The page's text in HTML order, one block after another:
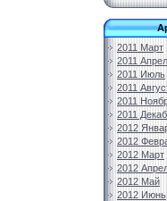
2011 Март
2011
2011 Июль
2011
2011
2011
2012
2012
2012 Март
2012
2012 Май
2012 Июнь